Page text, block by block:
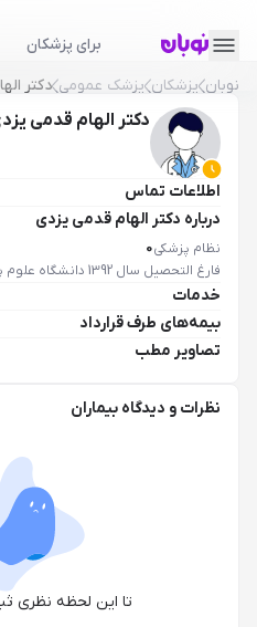
برای پزشکان
نوبان پزشکان پزشک عمومی دکتر
دکتر الهام قدمی
اطلاعات تماس
درباره دکتر الهام قدمی یزدی
نظام پزشکی0
فارغ التحصیل سال 1392 دانشگاه علوم پزشکی تهران
خدمات
بیمه‌های طرف قرارداد
تصاویر مطب
نظرات و دیدگاه بیماران
تا این لحظه نظری